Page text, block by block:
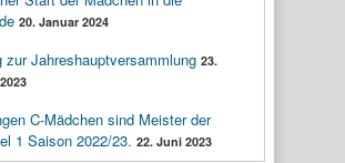
20. Januar 2024
zur Jahreshauptversammlung 23.
C-Mädchen sind Meister der
1 Saison 2022/23. 22. Juni 2023